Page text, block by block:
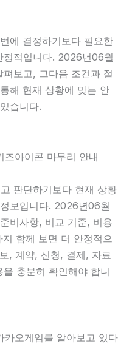
에 결정하기보다 필요한
정적입니다. 2026년06월
보고, 그다음 조건과 절
해 현재 상황에 맞는 안
습니다.
아이콘 마무리 안내
판단하기보다 현재 상황
보입니다. 2026년06월
비사항, 비교 기준, 비용
함께 보면 더 안정적으
, 계약, 신청, 결제, 자료
충분히 확인해야 합니
오게임를 알아보고 있다